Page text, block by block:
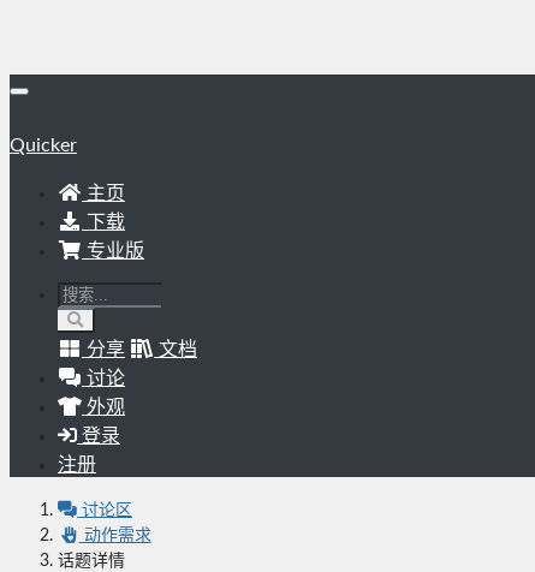
Quicker
主页
下载
专业版
分享
文档
讨论
外观
登录
注册
讨论区
动作需求
话题详情